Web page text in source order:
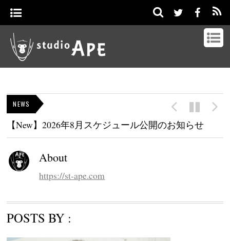
NEWS
【New】2026年8月スケジュール公開のお知らせ
About
https://st-ape.com
POSTS BY :